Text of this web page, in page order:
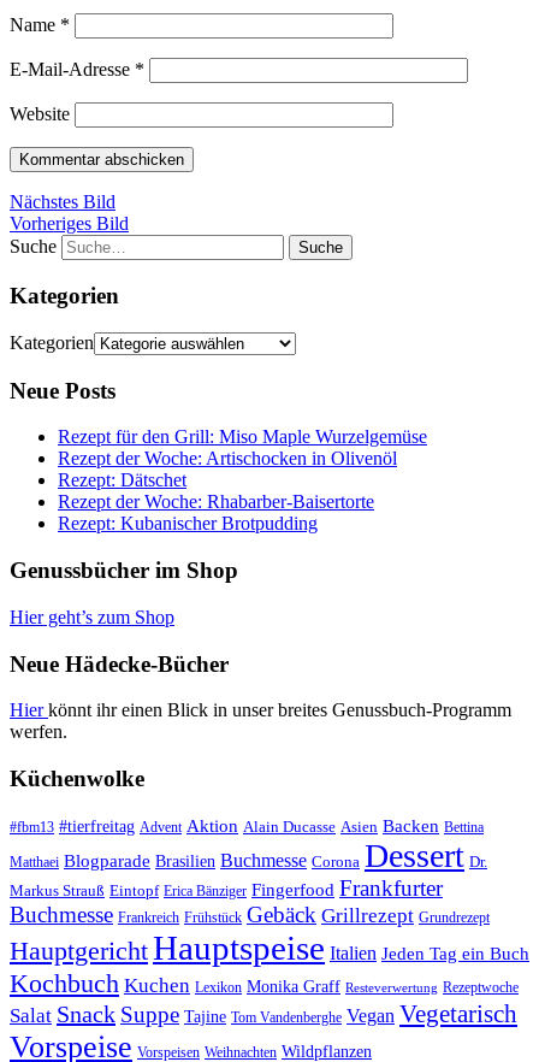
Name *
E-Mail-Adresse *
Website
Nächstes Bild
Vorheriges Bild
Suche
Kategorien
Kategorien
Neue Posts
Rezept für den Grill: Miso Maple Wurzelgemüse
Rezept der Woche: Artischocken in Olivenöl
Rezept: Dätschet
Rezept der Woche: Rhabarber-Baisertorte
Rezept: Kubanischer Brotpudding
Genussbücher im Shop
Hier geht’s zum Shop
Neue Hädecke-Bücher
Hierkönnt ihr einen Blick in unser breites Genussbuch-Programm
werfen.
Küchenwolke
#fbm13 #tierfreitag Advent Aktion Alain Ducasse Asien Backen Bettina
Matthaei Blogparade Brasilien Buchmesse Corona Dessert Dr.
Markus Strauß Eintopf Erica Bänziger Fingerfood Frankfurter
Buchmesse Frankreich Frühstück Gebäck Grillrezept Grundrezept
HauptgerichtHauptspeise Italien Jeden Tag ein Buch
Kochbuch Kuchen Lexikon Monika Graff Resteverwertung Rezeptwoche
Salat Snack Suppe Tajine Tom Vandenberghe Vegan Vegetarisch
Vorspeise Vorspeisen Weihnachten Wildpflanzen